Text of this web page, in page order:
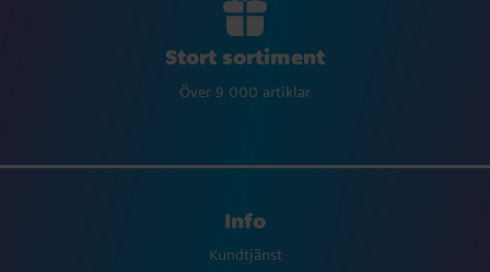
Stort sortiment
Över 9 000 artiklar
Info
Kundtjänst